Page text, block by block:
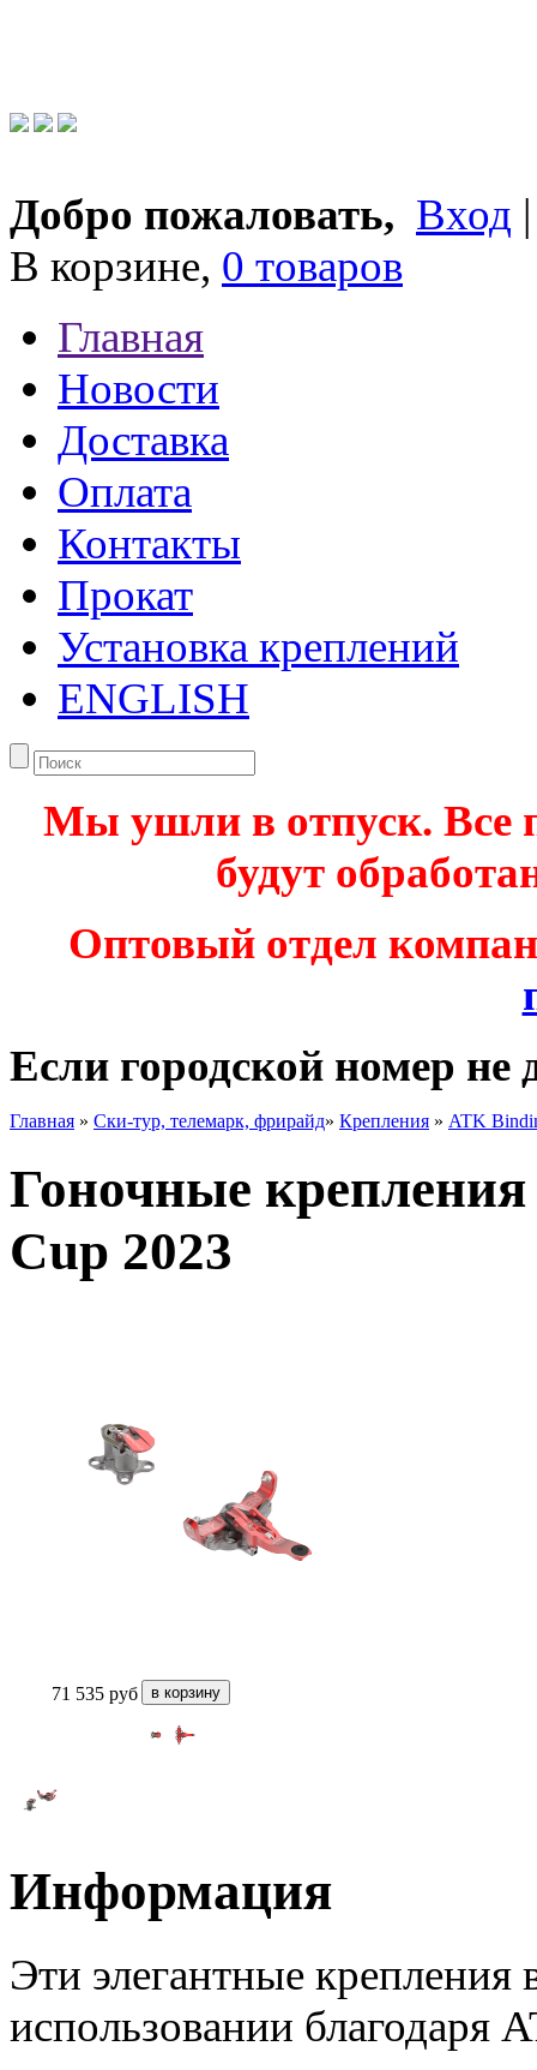
Добро пожаловать, Вход
В корзине, 0 товаров
Главная
Новости
Доставка
Оплата
Контакты
Прокат
Установка креплений
ENGLISH
Мы ушли в отпуск. Все
будут
Оптовый отдел
Если городской номер не
Главная » Ски-тур, телемарк, фрирайд» Крепления » ATK
Гоночные
Cup 2023
71 535 руб
Информация
Эти элегантные крепления
использовании благодаря